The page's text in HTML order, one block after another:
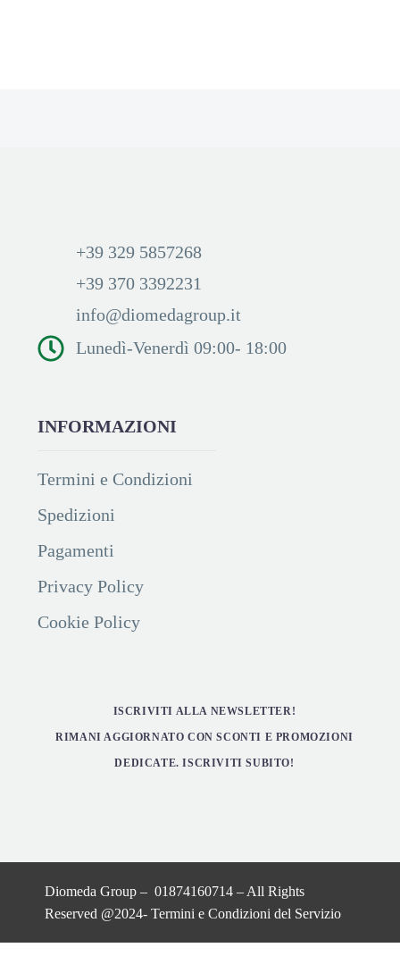
+39 329 5857268
+39 370 3392231
info@diomedagroup.it
Lunedì-Venerdì 09:00- 18:00
INFORMAZIONI
Termini e Condizioni
Spedizioni
Pagamenti
Privacy Policy
Cookie Policy
ISCRIVITI ALLA NEWSLETTER!
RIMANI AGGIORNATO CON SCONTI E PROMOZIONI
DEDICATE. ISCRIVITI SUBITO!
Diomeda Group – 01874160714 – All Rights
Reserved @2024- Termini e Condizioni del Servizio